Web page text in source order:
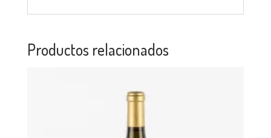
Productos relacionados